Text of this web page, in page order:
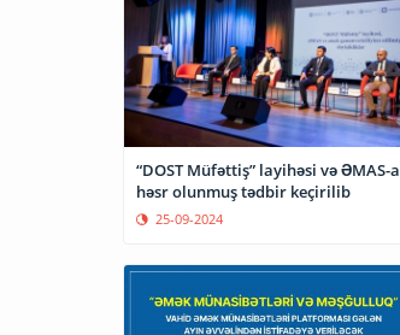
“DOST Müfəttiş” layihəsi və ƏMAS-a
həsr olunmuş tədbir keçirilib
25-09-2024